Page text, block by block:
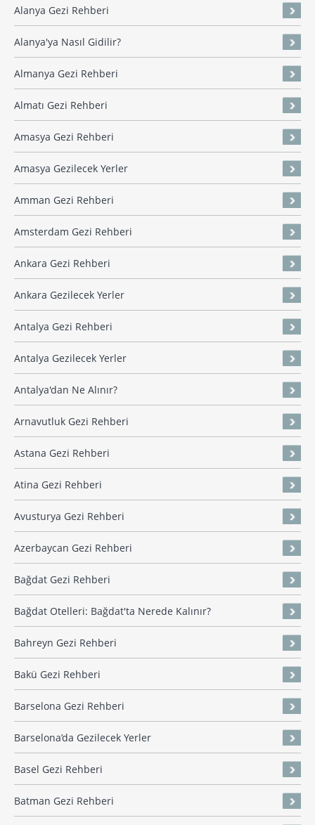
Alanya Gezi Rehberi
Alanya'ya Nasıl Gidilir?
Almanya Gezi Rehberi
Almatı Gezi Rehberi
Amasya Gezi Rehberi
Amasya Gezilecek Yerler
Amman Gezi Rehberi
Amsterdam Gezi Rehberi
Ankara Gezi Rehberi
Ankara Gezilecek Yerler
Antalya Gezi Rehberi
Antalya Gezilecek Yerler
Antalya'dan Ne Alınır?
Arnavutluk Gezi Rehberi
Astana Gezi Rehberi
Atina Gezi Rehberi
Avusturya Gezi Rehberi
Azerbaycan Gezi Rehberi
Bağdat Gezi Rehberi
Bağdat Otelleri: Bağdat'ta Nerede Kalınır?
Bahreyn Gezi Rehberi
Bakü Gezi Rehberi
Barselona Gezi Rehberi
Barselona’da Gezilecek Yerler
Basel Gezi Rehberi
Batman Gezi Rehberi